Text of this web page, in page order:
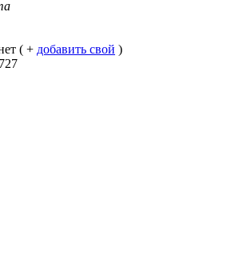
( + добавить свой )